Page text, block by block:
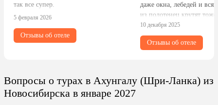
так все супер.
5 февраля 2026
Отзывы об отеле
даже окна, лебедей и
из полотенец крутят
день. Питание очень
множество наших не
десерты м-м-м и фрукты
территорию
Безумно вкусное
10 декабря 2025
Отзывы об отеле
Вопросы о турах в Ахунгалу (Шри-Ланка) из
Новосибирска в январе 2027